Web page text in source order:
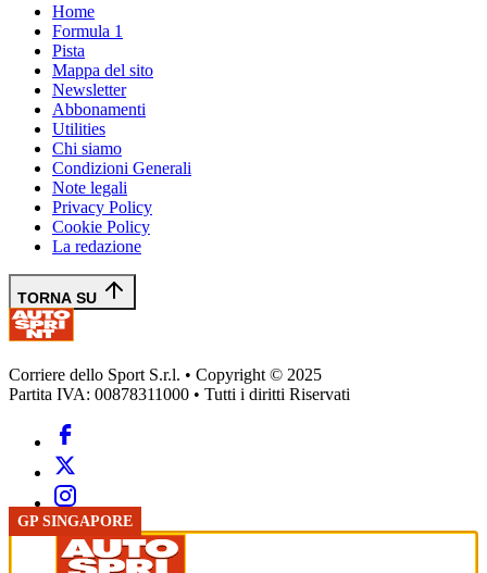
GP SINGAPORE
Home
Formula 1
Pista
Mappa del sito
Newsletter
Abbonamenti
Utilities
Chi siamo
Condizioni Generali
Note legali
Privacy Policy
Cookie Policy
La redazione
TORNA SU
Corriere dello Sport S.r.l. • Copyright © 2025
Partita IVA: 00878311000 • Tutti i diritti Riservati